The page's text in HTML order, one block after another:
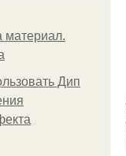
материал.
Дип